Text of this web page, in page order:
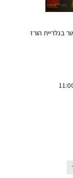
בגלריית הורז